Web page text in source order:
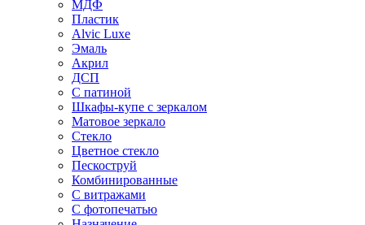
МДФ
Пластик
Alvic Luxe
Эмаль
Акрил
ДСП
С патиной
Шкафы-купе с зеркалом
Матовое зеркало
Стекло
Цветное стекло
Пескоструй
Комбинированные
С витражами
С фотопечатью